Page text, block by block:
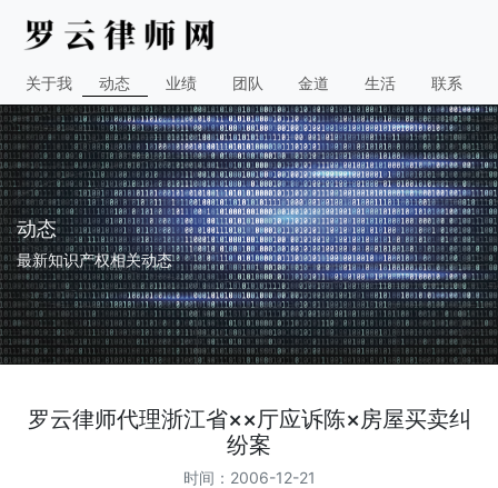
关于我 动态 业绩 团队 金道 生活 联系
动态
最新知识产权相关动态
罗云律师代理浙江省××厅应诉陈×房屋买卖纠
纷案
时间：2006-12-21